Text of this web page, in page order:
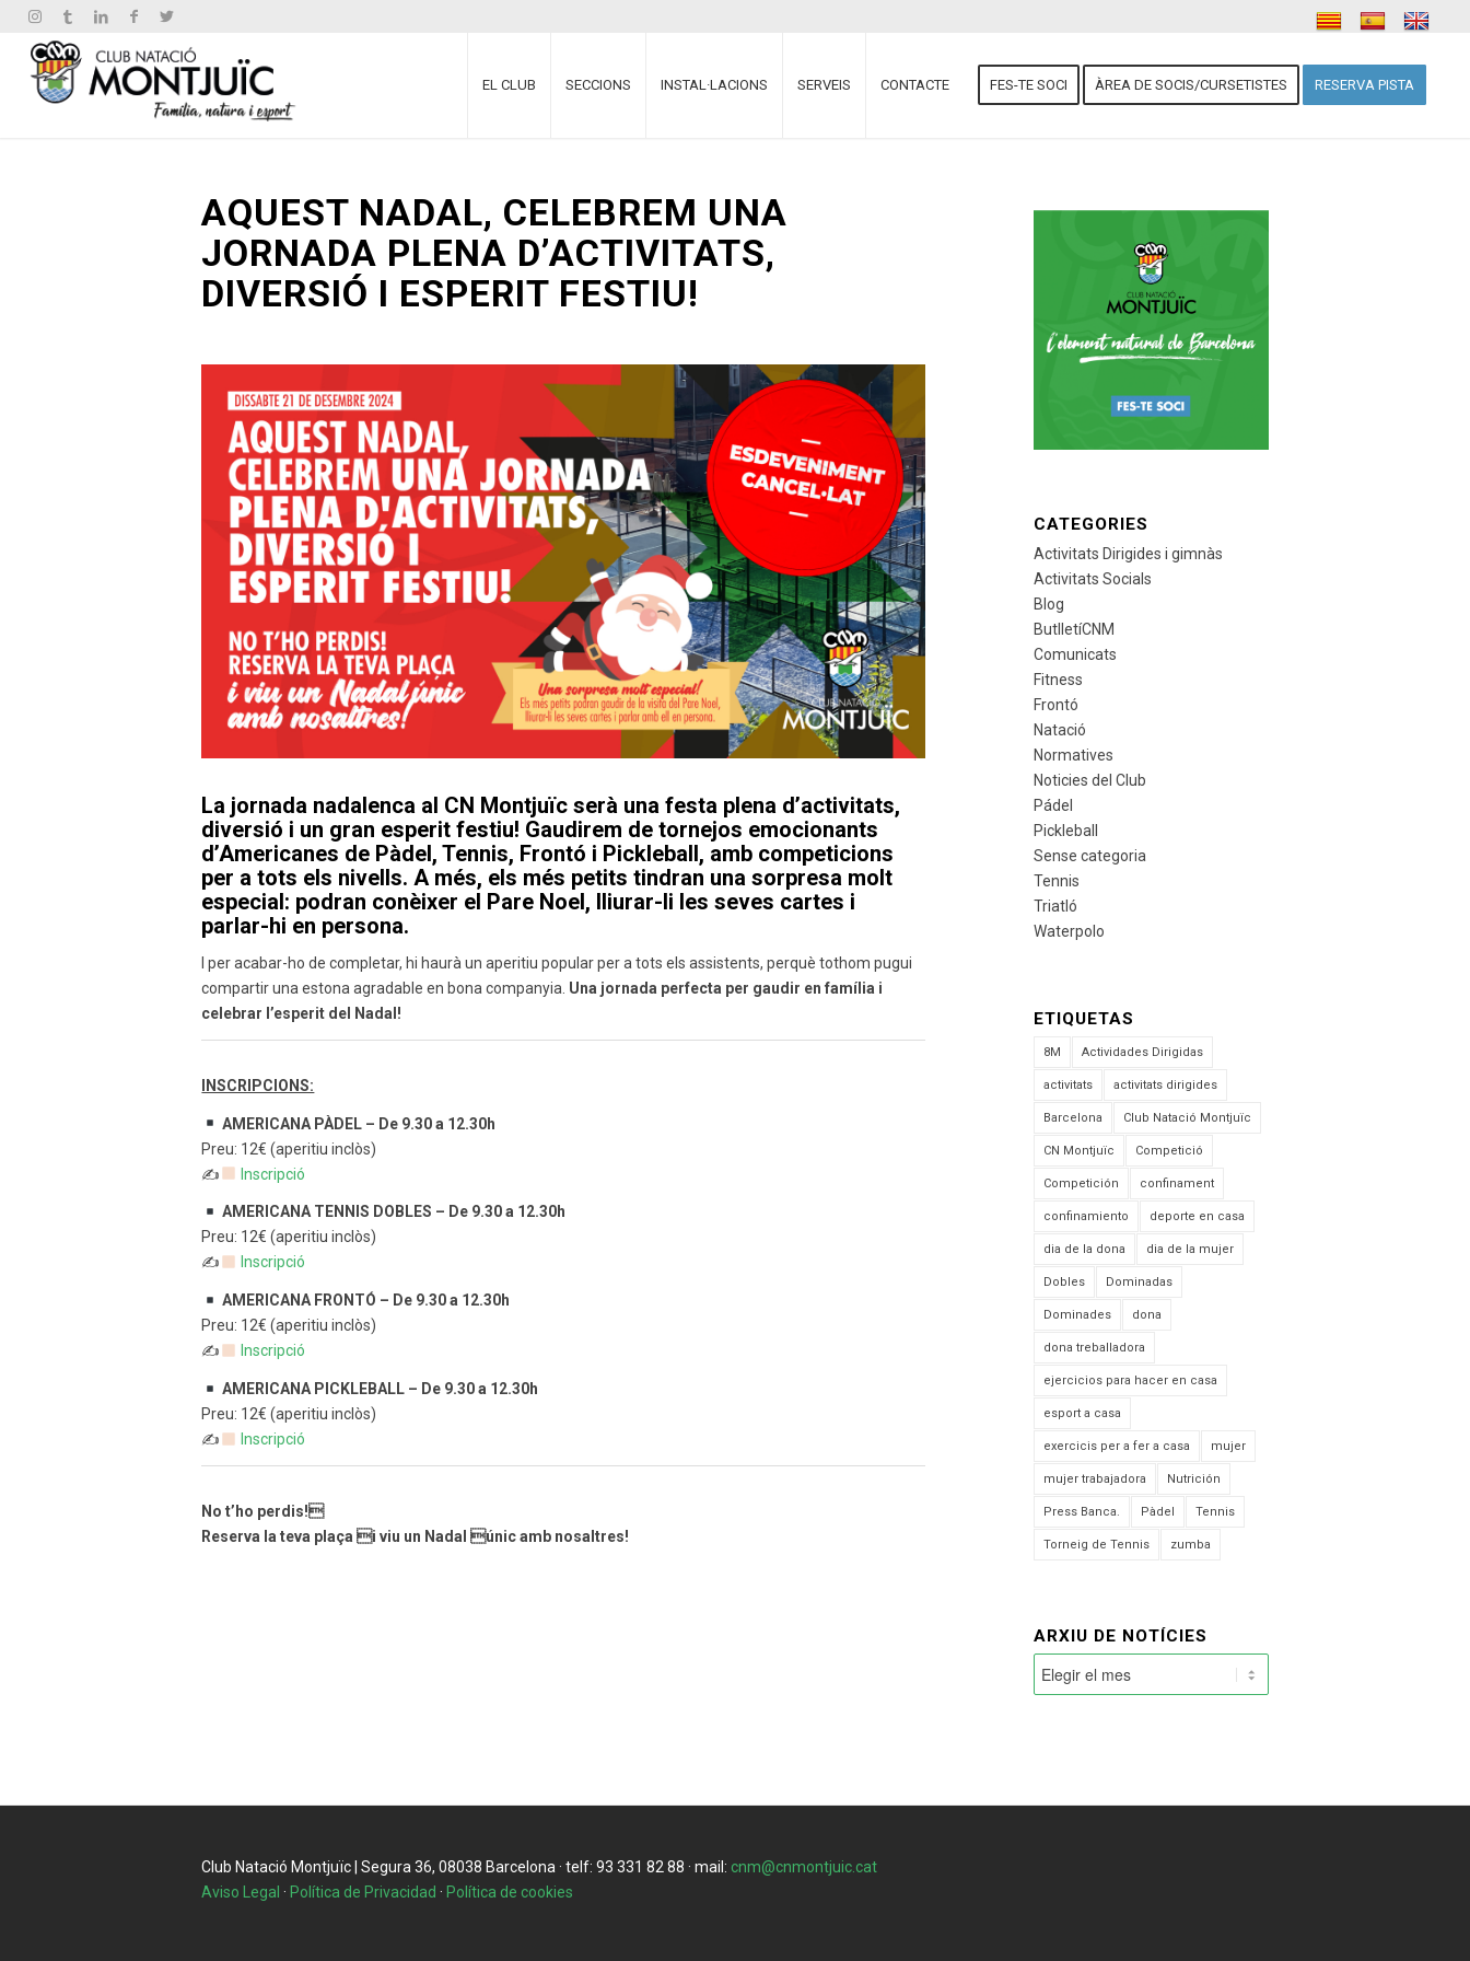
EL CLUB SECCIONS INSTAL·LACIONS SERVEIS CONTACTE FES-TE SOCI ÀREA DE SOCIS/CURSETISTES RESERVA PISTA
AQUEST NADAL, CELEBREM UNA
JORNADA PLENA D’ACTIVITATS,
DIVERSIÓ I ESPERIT FESTIU!
La jornada nadalenca al CN Montjuïc serà una festa plena d’activitats,
diversió i un gran esperit festiu! Gaudirem de tornejos emocionants
d’Americanes de Pàdel, Tennis, Frontó i Pickleball, amb competicions
per a tots els nivells. A més, els més petits tindran una sorpresa molt
especial: podran conèixer el Pare Noel, lliurar-li les seves cartes i
parlar-hi en persona.
I per acabar-ho de completar, hi haurà un aperitiu popular per a tots els assistents, perquè tothom pugui
compartir una estona agradable en bona companyia. Una jornada perfecta per gaudir en família i
celebrar l’esperit del Nadal!
INSCRIPCIONS:
AMERICANA PÀDEL – De 9.30 a 12.30h
Preu: 12€ (aperitiu inclòs)
✍
Inscripció
AMERICANA TENNIS DOBLES – De 9.30 a 12.30h
Preu: 12€ (aperitiu inclòs)
✍
Inscripció
AMERICANA FRONTÓ – De 9.30 a 12.30h
Preu: 12€ (aperitiu inclòs)
✍
Inscripció
AMERICANA PICKLEBALL – De 9.30 a 12.30h
Preu: 12€ (aperitiu inclòs)
✍
Inscripció
No t’ho perdis!
Reserva la teva plaça i viu un Nadal únic amb nosaltres!
CATEGORIES
Activitats Dirigides i gimnàs
Activitats Socials
Blog
ButlletíCNM
Comunicats
Fitness
Frontó
Natació
Normatives
Noticies del Club
Pádel
Pickleball
Sense categoria
Tennis
Triatló
Waterpolo
ETIQUETAS
8M Actividades Dirigidas
activitats activitats dirigides
Barcelona Club Natació Montjuïc
CN Montjuïc Competició
Competición confinament
confinamiento deporte en casa
dia de la dona dia de la mujer
Dobles Dominadas
Dominades dona
dona treballadora
ejercicios para hacer en casa
esport a casa
exercicis per a fer a casa mujer
mujer trabajadora Nutrición
Press Banca. Pàdel Tennis
Torneig de Tennis zumba
ARXIU DE NOTÍCIES
Club Natació Montjuïc | Segura 36, 08038 Barcelona · telf: 93 331 82 88 · mail: cnm@cnmontjuic.cat
Aviso Legal ·Política de Privacidad ·Política de cookies